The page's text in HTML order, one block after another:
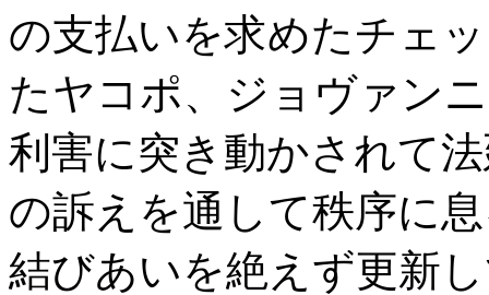
の支払いを求めたチェ
たヤコポ、ジョヴァ
利害に突き動かされて
の訴えを通して秩序に
結びあいを絶えず更新